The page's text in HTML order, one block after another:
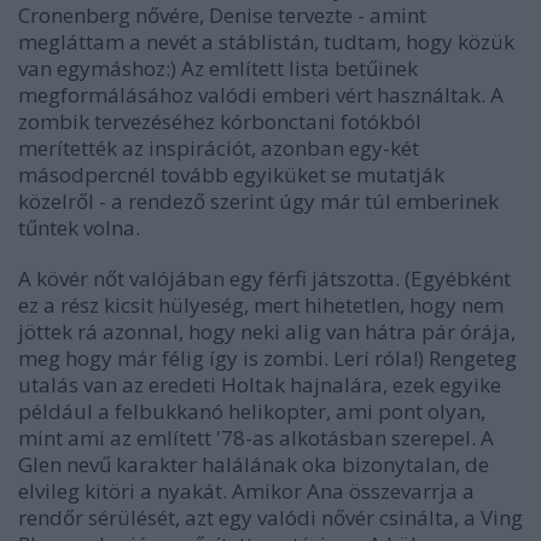
Cronenberg nővére, Denise tervezte - amint
megláttam a nevét a stáblistán, tudtam, hogy közük
van egymáshoz:) Az említett lista betűinek
megformálásához valódi emberi vért használtak. A
zombik tervezéséhez kórbonctani fotókból
merítették az inspirációt, azonban egy-két
másodpercnél tovább egyiküket se mutatják
közelről - a rendező szerint úgy már túl emberinek
tűntek volna.
A kövér nőt valójában egy férfi játszotta. (Egyébként
ez a rész kicsit hülyeség, mert hihetetlen, hogy nem
jöttek rá azonnal, hogy neki alig van hátra pár órája,
meg hogy már félig így is zombi. Lerí róla!) Rengeteg
utalás van az eredeti Holtak hajnalára, ezek egyike
például a felbukkanó helikopter, ami pont olyan,
mint ami az említett '78-as alkotásban szerepel. A
Glen nevű karakter halálának oka bizonytalan, de
elvileg kitöri a nyakát. Amikor Ana összevarrja a
rendőr sérülését, azt egy valódi nővér csinálta, a Ving